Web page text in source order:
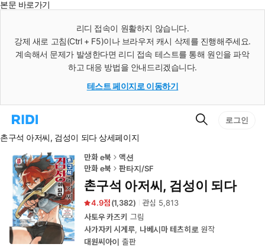
본문 바로가기
리디 접속이 원활하지 않습니다.
강제 새로 고침(Ctrl + F5)이나 브라우저 캐시 삭제를 진행해주세요.
계속해서 문제가 발생한다면 리디 접속 테스트를 통해 원인을 파악
하고 대응 방법을 안내드리겠습니다.
테스트 페이지로 이동하기
리
홈
로
이
동
검
로그인
촌구석 아저씨, 검성이 되다 상세페이지
만화 e북
액션
만화 e북
판타지/SF
촌구석 아저씨, 검성이 되다
4.9 (1,382) 관심 5,813
사토우 카즈키 그림
사가자키 시게루, 나베시마 테츠히로 원작
대원씨아이 출판